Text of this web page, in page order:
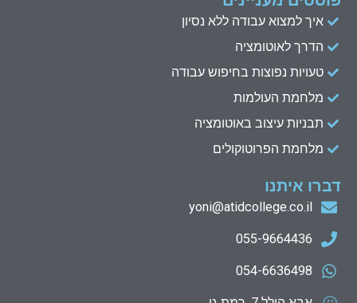
איך למצוא עבודה ללא נסיון
הדרך לאוטומציה
טעויות נפוצות בחיפוש עבודה
מלחמת העולמות
תבניות עיצוב באוטומציה
מלחמת הפרוטוקולים
דברו איתנו
yoni@atidcollege.co.il
055-9664436
054-6636498